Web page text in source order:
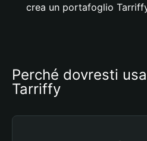
crea un portafoglio
Perché dovresti
Tarriffy